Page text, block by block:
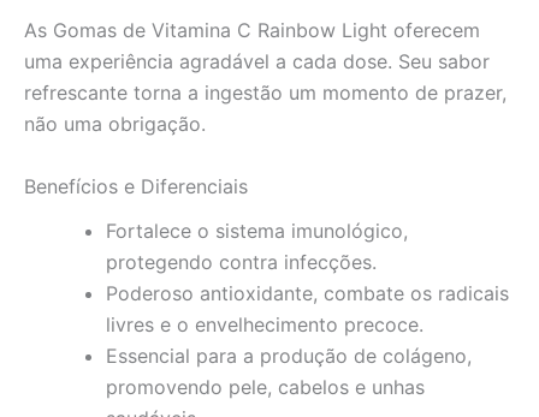
As Gomas de Vitamina C Rainbow Light oferecem
uma experiência agradável a cada dose. Seu sabor
refrescante torna a ingestão um momento de prazer,
não uma obrigação.
Benefícios e Diferenciais
Fortalece o sistema imunológico,
protegendo contra infecções.
Poderoso antioxidante, combate os radicais
livres e o envelhecimento precoce.
Essencial para a produção de colágeno,
promovendo pele, cabelos e unhas